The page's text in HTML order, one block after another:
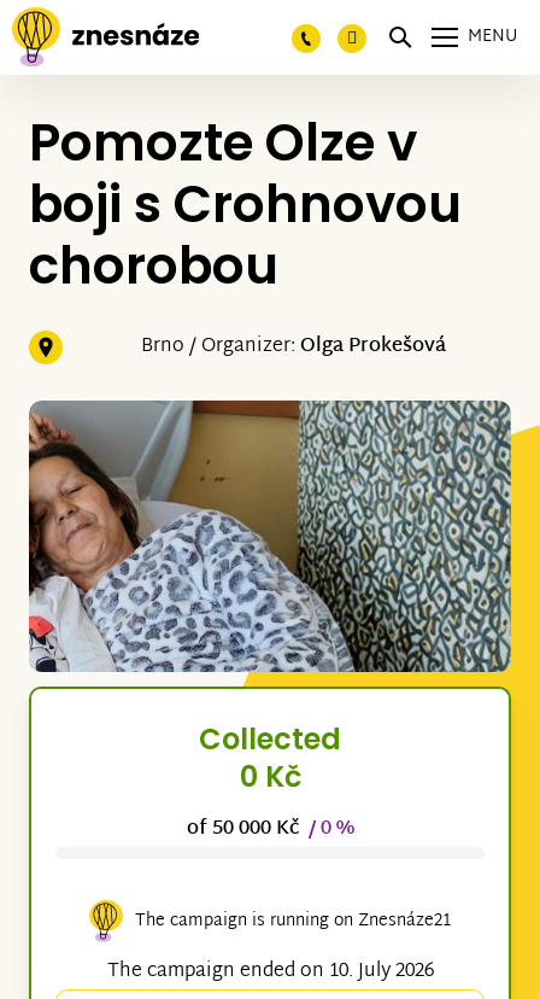
MENU
Pomozte Olze v
boji s Crohnovou
chorobou
Brno / Organizer:Olga Prokešová
Collected
0 Kč
of 50 000 Kč / 0 %
The campaign is running on Znesnáze21
The campaign ended on 10. July 2026